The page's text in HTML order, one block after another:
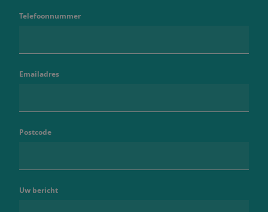
Telefoonnummer
Emailadres
Postcode
Uw bericht